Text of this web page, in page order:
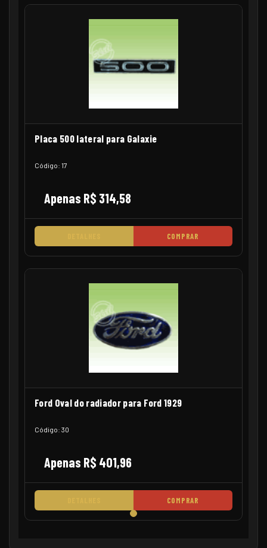
Placa 500 lateral para Galaxie
Código: 17
Apenas R$ 314,58
COMPRAR
Ford Oval do radiador para Ford 1929
Código: 30
Apenas R$ 401,96
COMPRAR